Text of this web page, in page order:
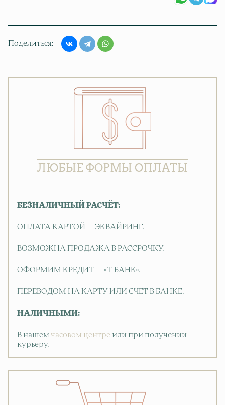
Поделиться
ЛЮБЫЕ ФОРМЫ ОПЛАТЫ
БЕЗНАЛИЧНЫЙ РАСЧЁТ:
ОПЛАТА КАРТОЙ — ЭКВАЙРИНГ.
ВОЗМОЖНА ПРОДАЖА В РАССРОЧКУ.
ОФОРМИМ КРЕДИТ — «Т-БАНК».
ПЕРЕВОДОМ НА КАРТУ ИЛИ СЧЕТ В БАНКЕ.
НАЛИЧНЫМИ:
В нашем часовом центре или при получении
курьеру.